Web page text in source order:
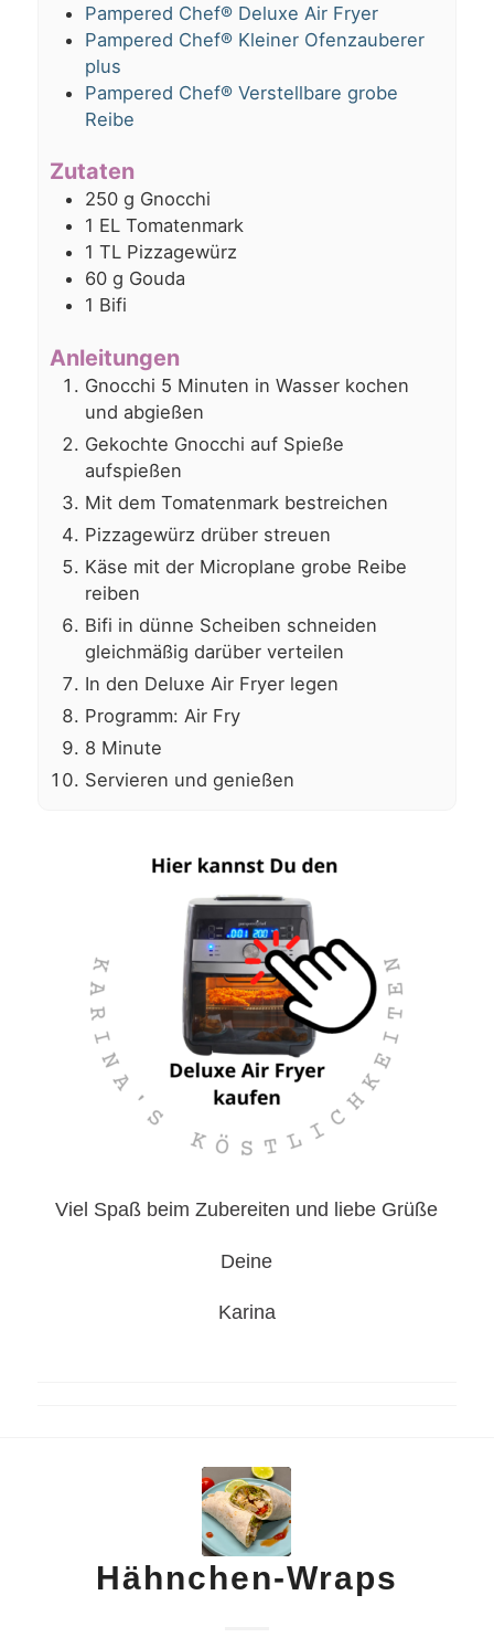
Pampered Chef® Deluxe Air Fryer
Pampered Chef® Kleiner Ofenzauberer
plus
Pampered Chef® Verstellbare grobe
Reibe
Zutaten
250 g Gnocchi
1 EL Tomatenmark
1 TL Pizzagewürz
60 g Gouda
1 Bifi
Anleitungen
Gnocchi 5 Minuten in Wasser kochen
und abgießen
Gekochte Gnocchi auf Spieße
aufspießen
Mit dem Tomatenmark bestreichen
Pizzagewürz drüber streuen
Käse mit der Microplane grobe Reibe
reiben
Bifi in dünne Scheiben schneiden
gleichmäßig darüber verteilen
In den Deluxe Air Fryer legen
Programm: Air Fry
8 Minute
Servieren und genießen
Viel Spaß beim Zubereiten und liebe Grüße
Deine
Karina
Hähnchen-Wraps